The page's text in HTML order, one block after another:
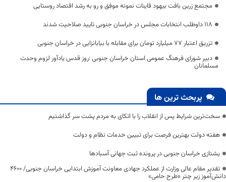
مجتمع زرین بافت بیهود قاینات نمونه موفق و رو به رشد اقتصاد روستایی
۱۱۸ داوطلب انتخابات مجلس در خراسان جنوبی تایید صلاحیت شدند
تزریق اعتبار 77 میلیارد تومان برای مقابله با بیابانزایی در خراسان جنوبی
دبیر شورای فرهنگ عمومی استان خراسان جنوبی :روز قدس یادآور لزوم وحدت
مسلمانان
پربحث ترین ها
سخت‌ترین شرایط پس از انقلاب را با اتکای به مردم پشت سر گذاشتیم
هفته دولت بهترین فرصت برای تبیین خدمات نظام و دولت
یشتازی خراسان جنوبی در پرونده ثبت جهانی آسبادها
تقدیر مقام عالی وزارت از عملکرد جهادی معاونت آموزش ابتدایی خراسان جنوبی/ ۴۶۰۰
دانش‌آموز زیر چتر «طرح حامی»